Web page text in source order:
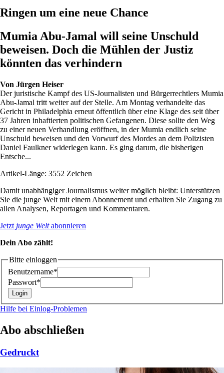
Ringen um eine neue Chance
Mumia Abu-Jamal will seine Unschuld
beweisen. Doch die Mühlen der Justiz
könnten das verhindern
Von Jürgen Heiser
Der juristische Kampf des US-Journalisten und Bürgerrechtlers Mumia
Abu-Jamal tritt weiter auf der Stelle. Am Montag verhandelte das
Gericht in Philadelphia erneut öffentlich über eine Klage des seit über
37 Jahren inhaftierten politischen Gefangenen. Diese sollte den Weg
zu einer neuen Verhandlung eröffnen, in der Mumia endlich seine
Unschuld beweisen und den Vorwurf des Mordes an dem Polizisten
Daniel Faulkner widerlegen kann. Es ging darum, die bisherigen
Entsche...
Artikel-Länge: 3552 Zeichen
Damit unabhängiger Journalismus weiter möglich bleibt: Unterstützen
Sie die junge Welt mit einem Abonnement und erhalten Sie Zugang zu
allen Analysen, Reportagen und Kommentaren.
Jetzt junge Weltabonnieren
Dein Abo zählt!
Bitte einloggen
Benutzername*
Passwort*
Hilfe bei Einlog-Problemen
Abo abschließen
Gedruckt